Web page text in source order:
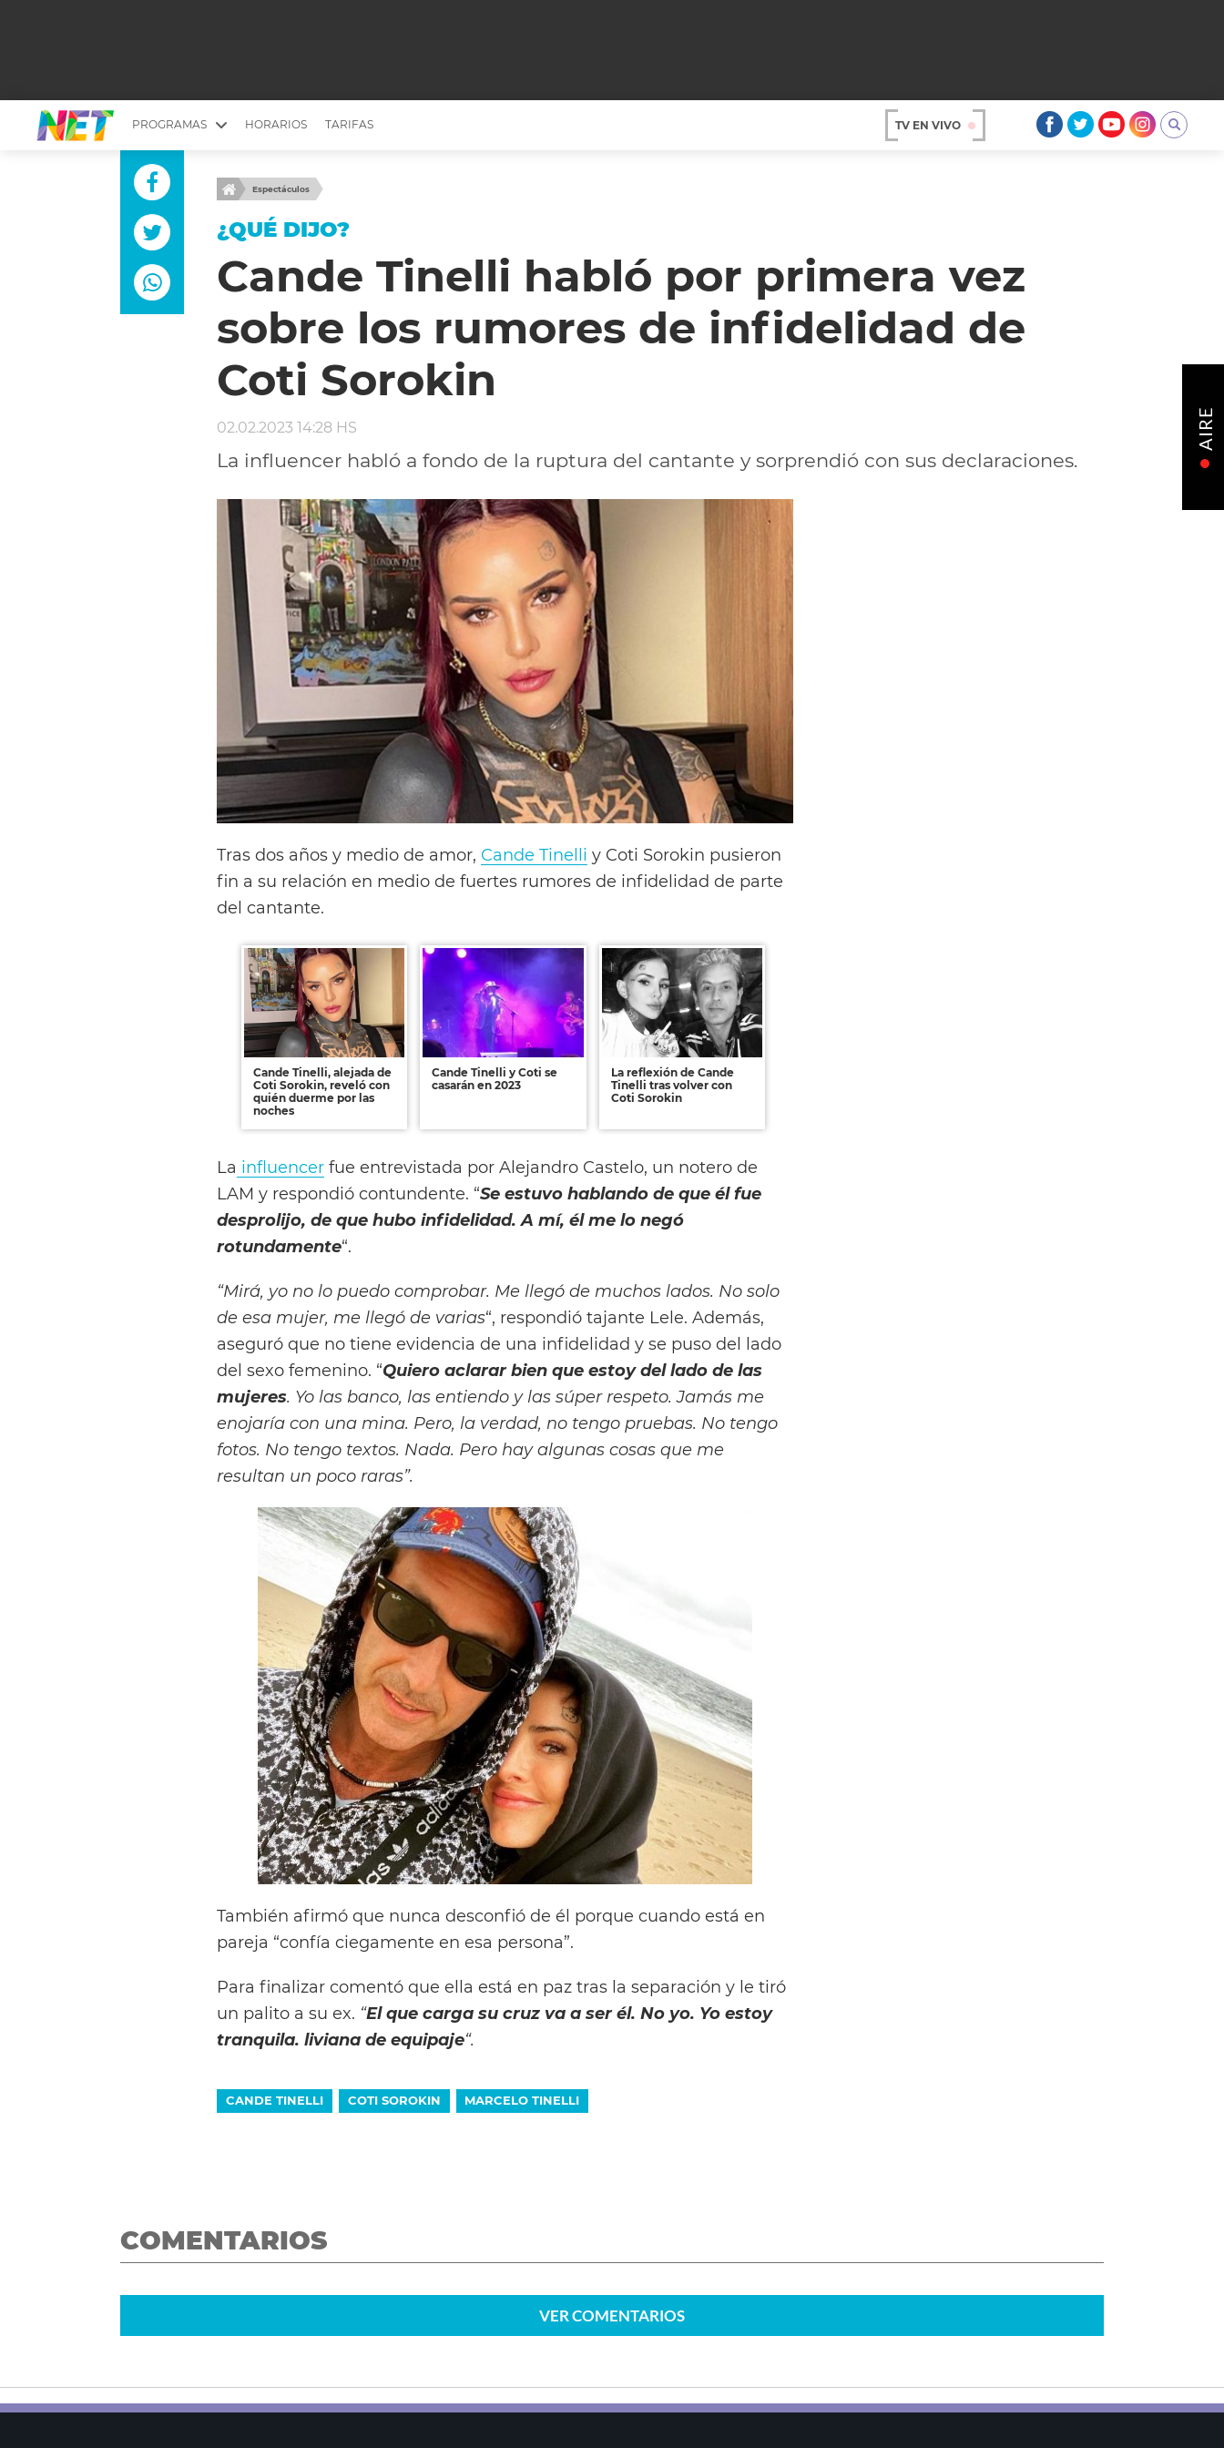
PROGRAMAS
MESA PICANTE
YUYITO A LA TARDE
EMPRENDI2
LONGOBARDI
EL OLIVO BLANCO
TU LUGAR IDEAL
CHICHE EN VIVO
ARGENTINOS X ARGENTINA
ESTÉTICA 360 TV
CARAS Y NEGOCIOS
SCOUTING PARA UN CAMBIO
INTELEXIS TV
ENTROMETIDOS EN LA TELE
MODO FONTEVECCHIA
FIESTAS ARGENTINAS
BELLEZA FASHION
FULL FACE TV
HORARIOS TARIFAS TV EN VIVO
Espectáculos
¿QUÉ DIJO?
Cande Tinelli habló por primera vez
sobre los rumores de infidelidad de
Coti Sorokin
02.02.2023 14:28 HS
La influencer habló a fondo de la ruptura del cantante y sorprendió con sus declaraciones.
Tras dos años y medio de amor, Cande Tinelli y Coti Sorokin pusieron
fin a su relación en medio de fuertes rumores de infidelidad de parte
del cantante.
Cande Tinelli, alejada de
Coti Sorokin, reveló con
quién duerme por las
noches
Cande Tinelli y Coti se
casarán en 2023
La reflexión de Cande
Tinelli tras volver con
Coti Sorokin
La influencer fue entrevistada por Alejandro Castelo, un notero de
LAM y respondió contundente. “Se estuvo hablando de que él fue
desprolijo, de que hubo infidelidad. A mí, él me lo negó
rotundamente“.
“Mirá, yo no lo puedo comprobar. Me llegó de muchos lados. No solo
de esa mujer, me llegó de varias“, respondió tajante Lele. Además,
aseguró que no tiene evidencia de una infidelidad y se puso del lado
del sexo femenino. “Quiero aclarar bien que estoy del lado de las
mujeres. Yo las banco, las entiendo y las súper respeto. Jamás me
enojaría con una mina. Pero, la verdad, no tengo pruebas. No tengo
fotos. No tengo textos. Nada. Pero hay algunas cosas que me
resultan un poco raras”.
También afirmó que nunca desconfió de él porque cuando está en
pareja “confía ciegamente en esa persona”.
Para finalizar comentó que ella está en paz tras la separación y le tiró
un palito a su ex. “El que carga su cruz va a ser él. No yo. Yo estoy
tranquila. liviana de equipaje“.
CANDE TINELLI COTI SOROKIN MARCELO TINELLI
COMENTARIOS
VERCOMENTARIOS
AIRE